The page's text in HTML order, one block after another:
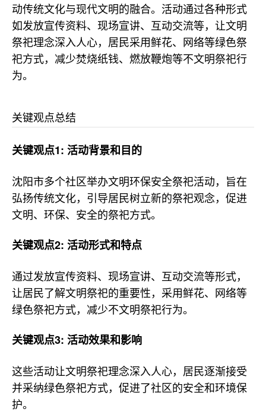
动传统文化与现代文明的融合。活动通过各种形式
如发放宣传资料、现场宣讲、互动交流等，让文明
祭祀理念深入人心，居民采用鲜花、网络等绿色祭
祀方式，减少焚烧纸钱、燃放鞭炮等不文明祭祀行
为。
关键观点总结
关键观点1: 活动背景和目的
沈阳市多个社区举办文明环保安全祭祀活动，旨在
弘扬传统文化，引导居民树立新的祭祀观念，促进
文明、环保、安全的祭祀方式。
关键观点2: 活动形式和特点
通过发放宣传资料、现场宣讲、互动交流等形式，
让居民了解文明祭祀的重要性，采用鲜花、网络等
绿色祭祀方式，减少不文明祭祀行为。
关键观点3: 活动效果和影响
这些活动让文明祭祀理念深入人心，居民逐渐接受
并采纳绿色祭祀方式，促进了社区的安全和环境保
护。